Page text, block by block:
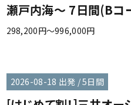
瀬戸内海～ 7日間(Bコ
298,200円～996,000円
2026-08-18 出発 / 5日間